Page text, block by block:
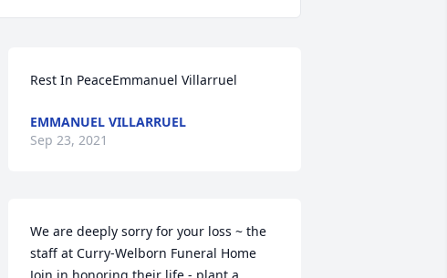
Rest In PeaceEmmanuel Villarruel
EMMANUEL VILLARRUEL
Sep 23, 2021
We are deeply sorry for your loss ~ the
staff at Curry-Welborn Funeral Home